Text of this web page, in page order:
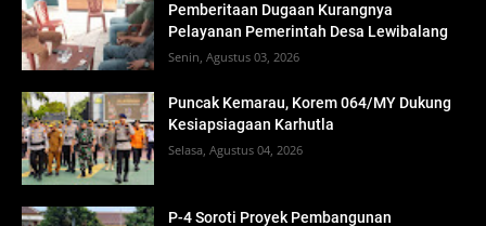
Pemberitaan Dugaan Kurangnya
Pelayanan Pemerintah Desa Lewibalang
Senin, Agustus 03, 2026
Puncak Kemarau, Korem 064/MY Dukung
Kesiapsiagaan Karhutla
Selasa, Agustus 04, 2026
P-4 Soroti Proyek Pembangunan